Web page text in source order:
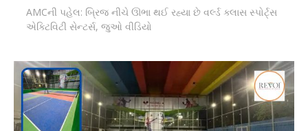
AMCની પહેલ: બ્રિજ નીચે ઊભા થઈ રહ્યા છે વર્લ્ડ ક્લાસ સ્પોર્ટ્સ
એક્ટિવિટી સેન્ટર્સ, જુઓ વીડિયો